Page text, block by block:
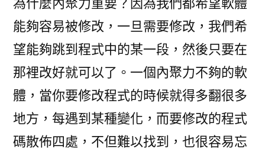
能夠容易被修改，一旦需要修改，我們希
望能夠跳到程式中的某一段，然後只要在
那裡改好就可以了。一個內聚力不夠的軟
體，當你要修改程式的時候就得多翻很多
地方，每遇到某種變化，而要修改的程式
碼散佈四處，不但難以找到，也很容易忘